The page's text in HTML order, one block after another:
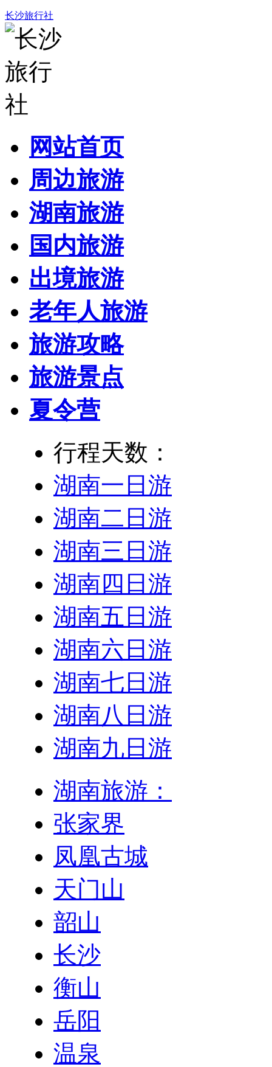
长沙旅行社
网站首页
周边旅游
湖南旅游
国内旅游
出境旅游
老年人旅游
旅游攻略
旅游景点
夏令营
行程天数：
湖南一日游
湖南二日游
湖南三日游
湖南四日游
湖南五日游
湖南六日游
湖南七日游
湖南八日游
湖南九日游
湖南旅游：
张家界
凤凰古城
天门山
韶山
长沙
衡山
岳阳
温泉